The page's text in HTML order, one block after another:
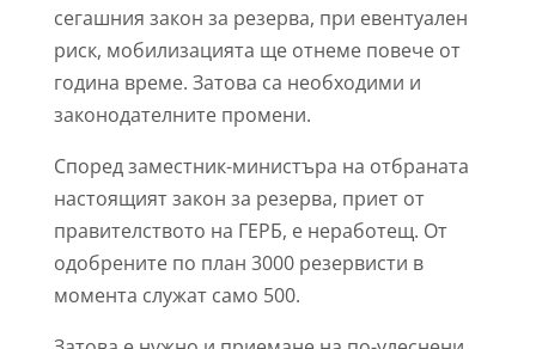
сегашния закон за резерва, при евентуален
риск, мобилизацията ще отнеме повече от
година време. Затова са необходими и
законодателните промени.
Според заместник-министъра на отбраната
настоящият закон за резерва, приет от
правителството на ГЕРБ, е неработещ. От
одобрените по план 3000 резервисти в
момента служат само 500.